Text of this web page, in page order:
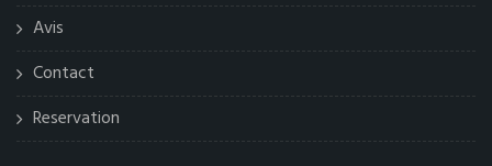
Avis
Contact
Reservation